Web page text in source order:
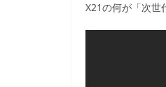
X21の何が「次世